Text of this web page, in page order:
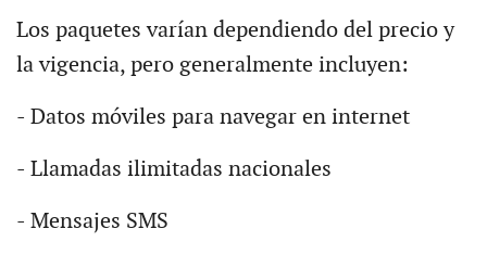
Los paquetes varían dependiendo del precio y
la vigencia, pero generalmente incluyen:
- Datos móviles para navegar en internet
- Llamadas ilimitadas nacionales
- Mensajes SMS